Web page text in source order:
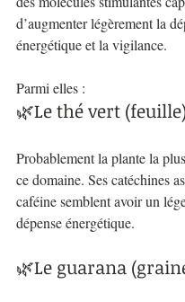
d’augmenter légèrement la
énergétique et la vigilance.
Parmi elles :
🌿Le thé vert
Probablement la plante la
ce domaine. Ses catéchines
caféine semblent avoir un
dépense énergétique.
🌿Le guarana